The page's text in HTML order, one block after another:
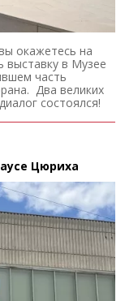
окажетесь на
выставку в Музее
часть
Два великих
состоялся!
Цюриха